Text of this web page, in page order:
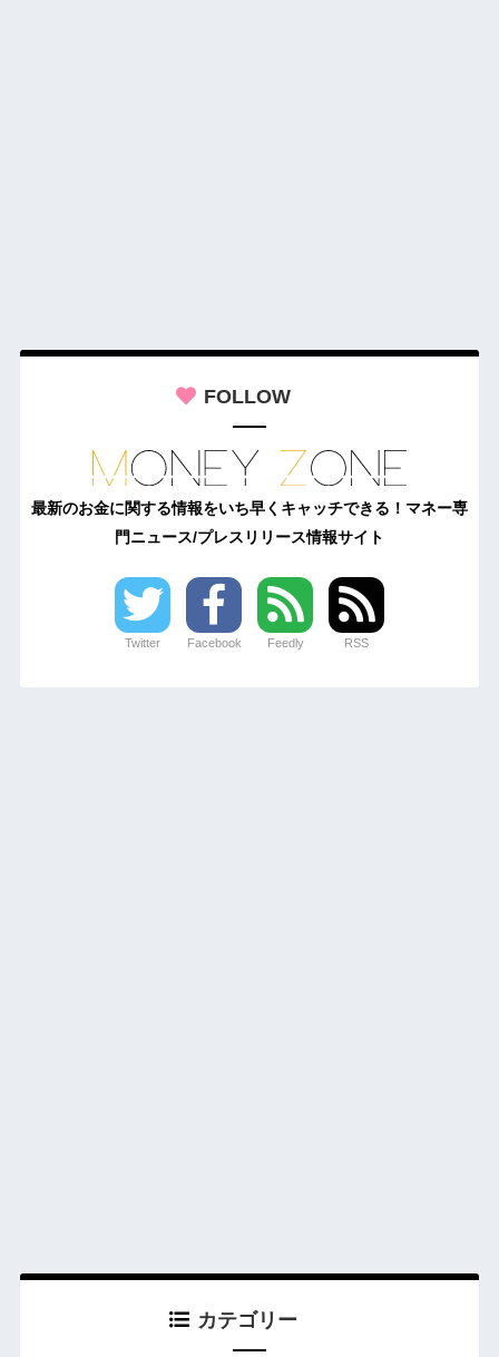
FOLLOW
最新のお金に関する情報をいち早くキャッチできる！マネー専
門ニュース/プレスリリース情報サイト
Twitter Facebook Feedly RSS
カテゴリー